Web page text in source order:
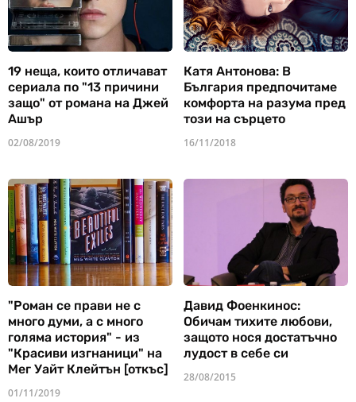
19 неща, които отличават
сериала по "13 причини
защо" от романа на Джей
Ашър
02/08/2019
Катя Антонова: В
България предпочитаме
комфорта на разума пред
този на сърцето
16/11/2018
"Роман се прави не с
много думи, а с много
голяма история" - из
"Красиви изгнаници" на
Мег Уайт Клейтън [откъс]
01/11/2019
Давид Фоенкинос:
Обичам тихите любови,
защото нося достатъчно
лудост в себе си
28/08/2015